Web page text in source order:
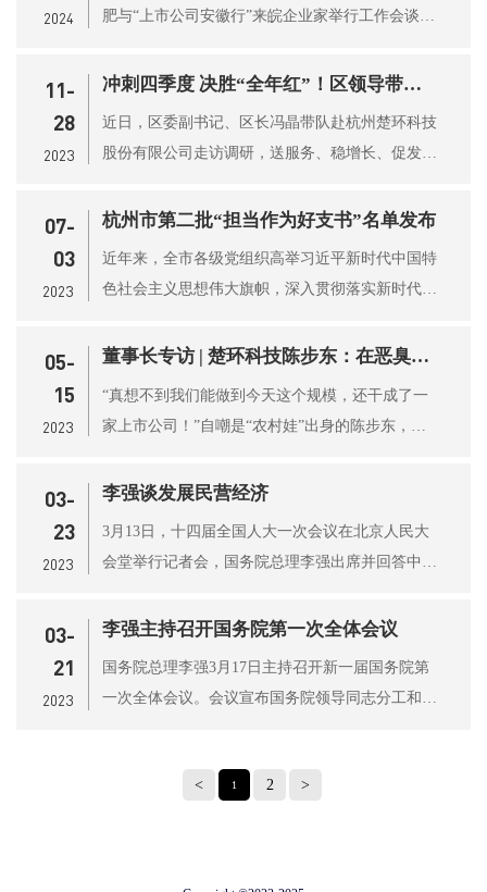
2024
肥与“上市公司安徽行”来皖企业家举行工作会谈。
11-
28
2023
冲刺四季度 决胜“全年红”！区领导带队走访企业
近日，区委副书记、区长冯晶带队赴杭州楚环科技
股份有限公司走访调研，送服务、稳增长、促发
07-
03
2023
杭州市第二批“担当作为好支书”名单发布
近年来，全市各级党组织高举习近平新时代中国特
色社会主义思想伟大旗帜，深入贯彻落实新时代党
05-
15
2023
董事长专访 | 楚环科技陈步东：在恶臭治理的“小切口”里寻找“大可为”
“真想不到我们能做到今天这个规模，还干成了一
家上市公司！”自嘲是“农村娃”出身的陈步东，如
03-
23
2023
李强谈发展民营经济
3月13日，十四届全国人大一次会议在北京人民大
会堂举行记者会，国务院总理李强出席并回答中外
03-
21
2023
李强主持召开国务院第一次全体会议
国务院总理李强3月17日主持召开新一届国务院第
一次全体会议。会议宣布国务院领导同志分工和国
< 1 2 >